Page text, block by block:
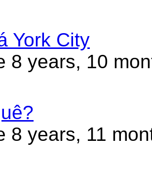
York City
8 years, 10
8 years, 11